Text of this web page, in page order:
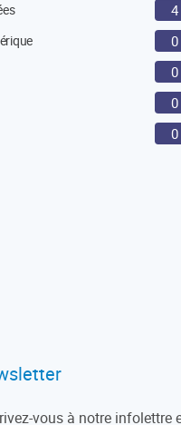
4
0
0
0
0
vous à notre infolettre